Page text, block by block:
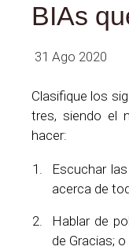
BIAs
31 Ago 2020
Clasifique los
tres, siendo el
hacer:
Escuchar
acerca de
Hablar de
de Gracias; o